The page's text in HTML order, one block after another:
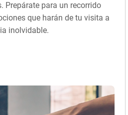
Prepárate para un recorrido
que harán de tu visita a
inolvidable.